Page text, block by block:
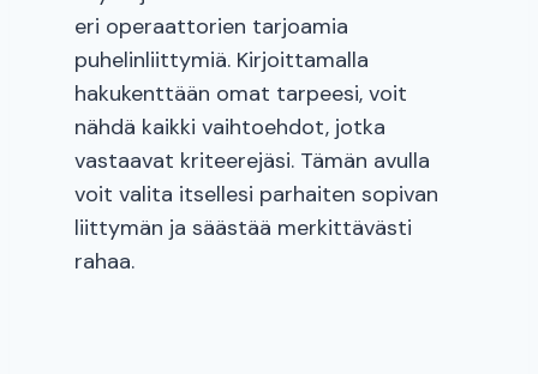
eri operaattorien tarjoamia
puhelinliittymiä. Kirjoittamalla
hakukenttään omat tarpeesi, voit
nähdä kaikki vaihtoehdot, jotka
vastaavat kriteerejäsi. Tämän avulla
voit valita itsellesi parhaiten sopivan
liittymän ja säästää merkittävästi
rahaa.